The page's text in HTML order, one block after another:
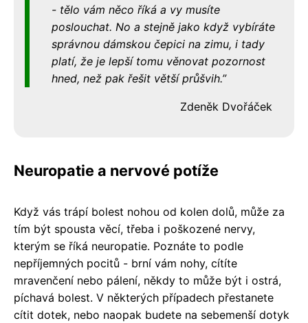
- tělo vám něco říká a vy musíte
poslouchat. No a stejně jako když vybíráte
správnou dámskou čepici na zimu, i tady
platí, že je lepší tomu věnovat pozornost
hned, než pak řešit větší průšvih.
Zdeněk Dvořáček
Neuropatie a nervové potíže
Když vás trápí bolest nohou od kolen dolů, může za
tím být spousta věcí, třeba i poškozené nervy,
kterým se říká neuropatie. Poznáte to podle
nepříjemných pocitů - brní vám nohy, cítíte
mravenčení nebo pálení, někdy to může být i ostrá,
píchavá bolest. V některých případech přestanete
cítit dotek, nebo naopak budete na sebemenší dotyk